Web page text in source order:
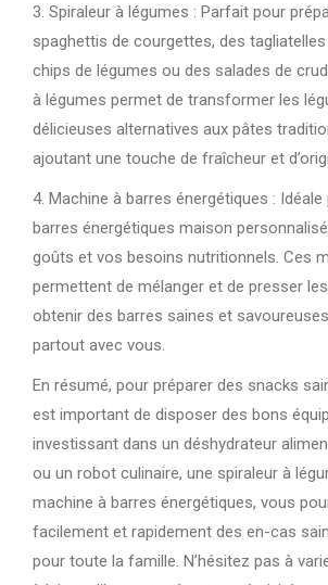
3. Spiraleur à légumes : Parfait pour
spaghettis de courgettes, des
chips de légumes ou des salades de
à légumes permet de transformer les
délicieuses alternatives aux pâtes
ajoutant une touche de fraîcheur et
4. Machine à barres énergétiques :
barres énergétiques maison
goûts et vos besoins nutritionnels. Ces
permettent de mélanger et de presser
obtenir des barres saines et
partout avec vous.
En résumé, pour préparer des snacks
est important de disposer des bons
investissant dans un déshydrateur
ou un robot culinaire, une spiraleur à
machine à barres énergétiques, vous
facilement et rapidement des en-cas
pour toute la famille. N’hésitez pas à